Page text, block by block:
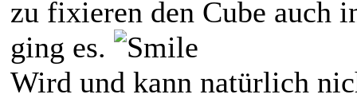
zu fixieren den Cube auch
ging es.
Wird und kann natürlich